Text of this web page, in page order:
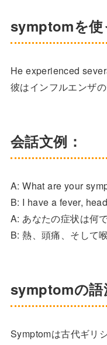
symptomを使
He experienced
彼はインフルエンザ
会話文例：
A: What are your
B: I have a fever,
A: あなたの症状は何
B: 熱、頭痛、そして
symptomの語
Symptomは古代ギリ